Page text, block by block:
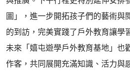
圖」，進一步開拓孩子們的藝術與
的到訪，完美實踐了戶外教育讓學
未來「嬉屯遊學戶外教育基地」也
作客，共同展開充滿知識、活力與